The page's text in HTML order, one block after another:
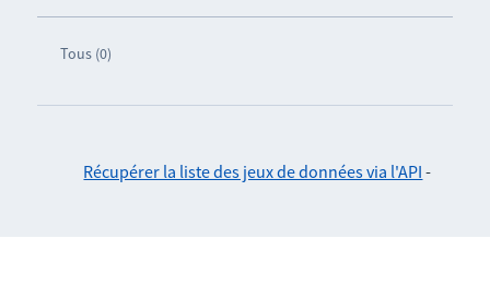
Tous (0)
Récupérer la liste des jeux de données via l'API -